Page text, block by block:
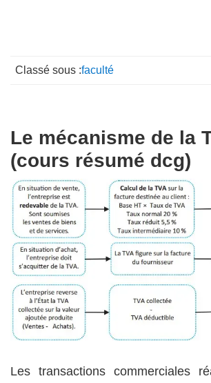
Classé sous :faculté
Le mécanisme de la
(cours résumé dcg)
Les transactions commerciales